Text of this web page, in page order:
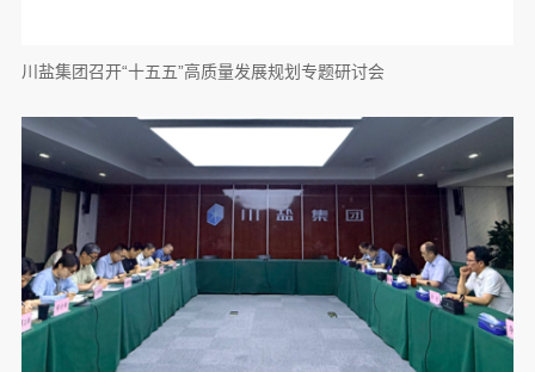
川盐集团召开“十五五”高质量发展规划专题研讨会